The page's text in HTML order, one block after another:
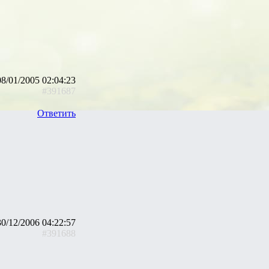
01/2005 02:04:23
#391687
Ответить
12/2006 04:22:57
#391688